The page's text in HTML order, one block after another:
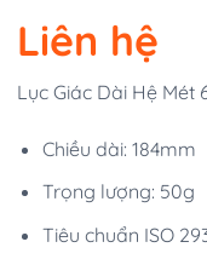
Liên hệ
Lục Giác Dài Hệ Mét
Chiều dài: 184mm
Trọng lượng: 50g
Tiêu chuẩn ISO